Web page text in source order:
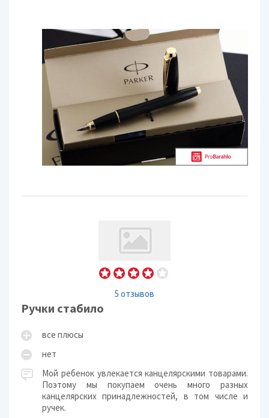
5 отзывов
Ручки стабило
все плюсы
нет
Мой ребенок увлекается канцелярскими товарами.
Поэтому мы покупаем очень много разных
канцелярских принадлежностей, в том числе и
ручек.